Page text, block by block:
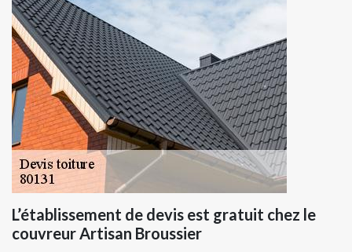
L’établissement de devis est gratuit chez le
couvreur Artisan Broussier